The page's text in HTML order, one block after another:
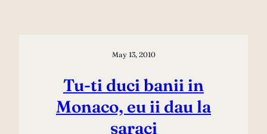
May 13, 2010
Tu-ti duci banii in
Monaco, eu ii dau la
saraci